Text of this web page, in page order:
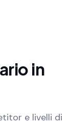
in
e livelli di